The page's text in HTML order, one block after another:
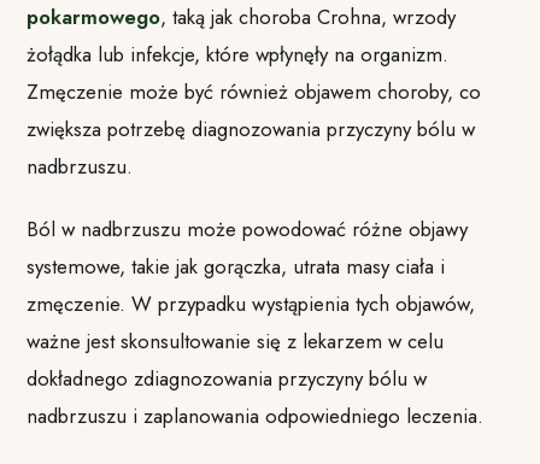
pokarmowego, taką jak choroba Crohna, wrzody
żołądka lub infekcje, które wpłynęły na organizm.
Zmęczenie może być również objawem choroby, co
zwiększa potrzebę diagnozowania przyczyny bólu w
nadbrzuszu.
Ból w nadbrzuszu może powodować różne objawy
systemowe, takie jak gorączka, utrata masy ciała i
zmęczenie. W przypadku wystąpienia tych objawów,
ważne jest skonsultowanie się z lekarzem w celu
dokładnego zdiagnozowania przyczyny bólu w
nadbrzuszu i zaplanowania odpowiedniego leczenia.